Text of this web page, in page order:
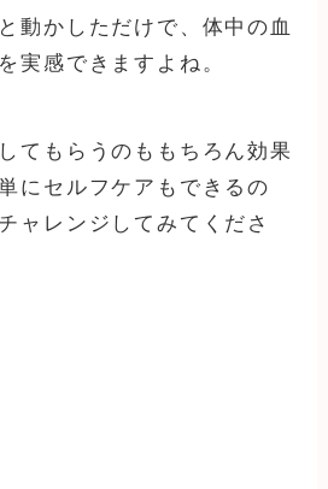
動かしただけで、体中の血
実感できますよね。
てもらうのももちろん効果
にセルフケアもできるの
ャレンジしてみてくださ